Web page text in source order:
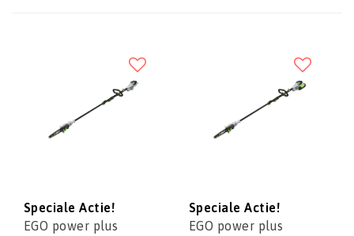
Speciale Actie!
EGO power plus
Speciale Actie!
EGO power plus